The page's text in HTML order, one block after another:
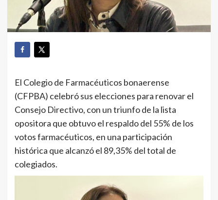
El Colegio de Farmacéuticos bonaerense
(CFPBA) celebró sus elecciones para renovar el
Consejo Directivo, con un triunfo de la lista
opositora que obtuvo el respaldo del 55% de los
votos farmacéuticos, en una participación
histórica que alcanzó el 89,35% del total de
colegiados.